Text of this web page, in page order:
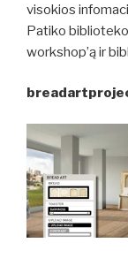
visokios
Patiko
workshop’ą ir